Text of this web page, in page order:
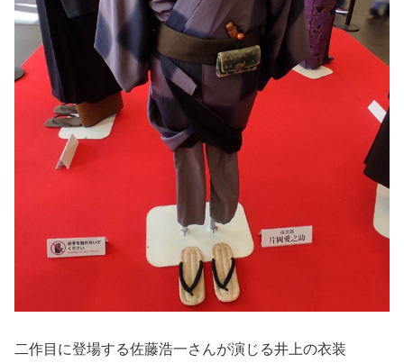
二作目に登場する佐藤浩一さんが演じる井上の衣装